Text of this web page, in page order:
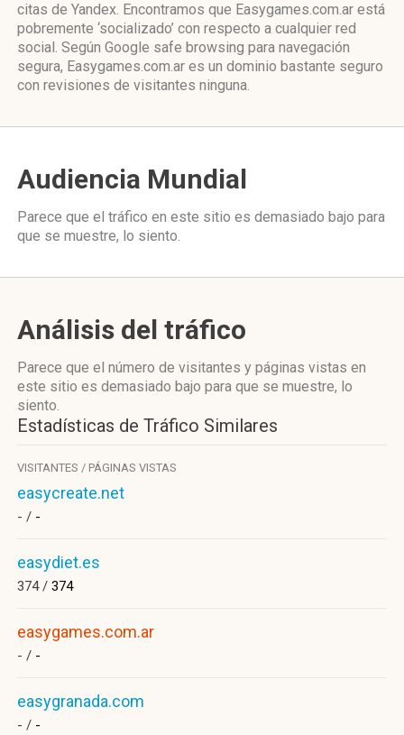
citas de Yandex. Encontramos que Easygames.com.ar está
pobremente ‘socializado’ con respecto a cualquier red
social. Según Google safe browsing para navegación
segura, Easygames.com.ar es un dominio bastante seguro
con revisiones de visitantes ninguna.
Audiencia Mundial
Parece que el tráfico en este sitio es demasiado bajo para
que se muestre, lo siento.
Análisis del tráfico
Parece que el número de visitantes y páginas vistas en
este sitio es demasiado bajo para que se muestre, lo
siento.
Estadísticas de Tráfico Similares
VISITANTES / PÁGINAS VISTAS
easycreate.net
- / -
easydiet.es
374 / 374
easygames.com.ar
- / -
easygranada.com
- / -